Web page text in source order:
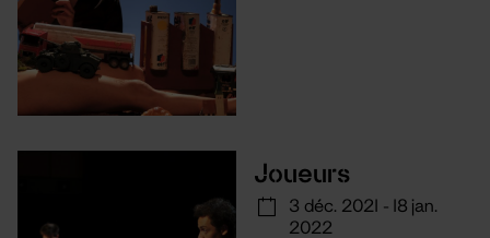
Joueurs
3 déc. 2021 - 18 jan.
2022